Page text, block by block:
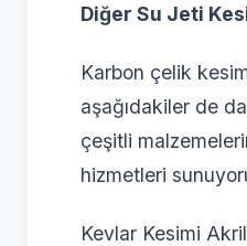
Diğer Su Jeti
Karbon çelik
aşağıdakiler de
çeşitli
hizmetleri
Kevlar Kesimi